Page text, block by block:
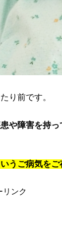
り前です。
や障害を持
うご病気をご
リンク